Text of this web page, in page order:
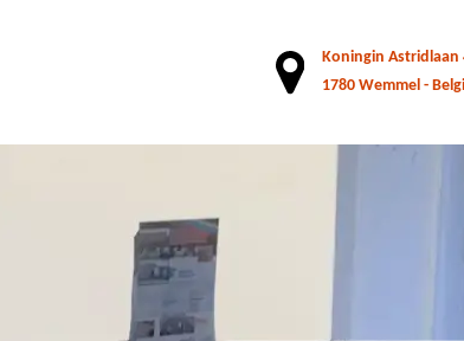
Koningin Astridlaan
1780 Wemmel -